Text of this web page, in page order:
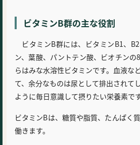
ビタミンB群の主な役割
ビタミンB群には、ビタミンB1、
ン、葉酸、パントテン酸、ビオチン
らはみな水溶性ビタミンです。血液な
て、余分なものは尿として排出されて
ように毎日意識して摂りたい栄養素です
ビタミンBは、糖質や脂質、たんぱく
働きます。